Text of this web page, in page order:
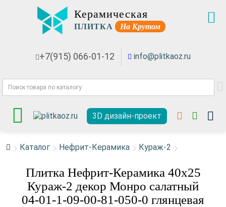
Керамическая
ПЛИТКА На Крутом
+7(915) 066-01-12 info@plitkaoz.ru
3D дизайн-проект
Каталог Нефрит-Керамика Кураж-2
Плитка Нефрит-Керамика 40x25
Кураж-2 декор Монро салатный
04-01-1-09-00-81-050-0 глянцевая